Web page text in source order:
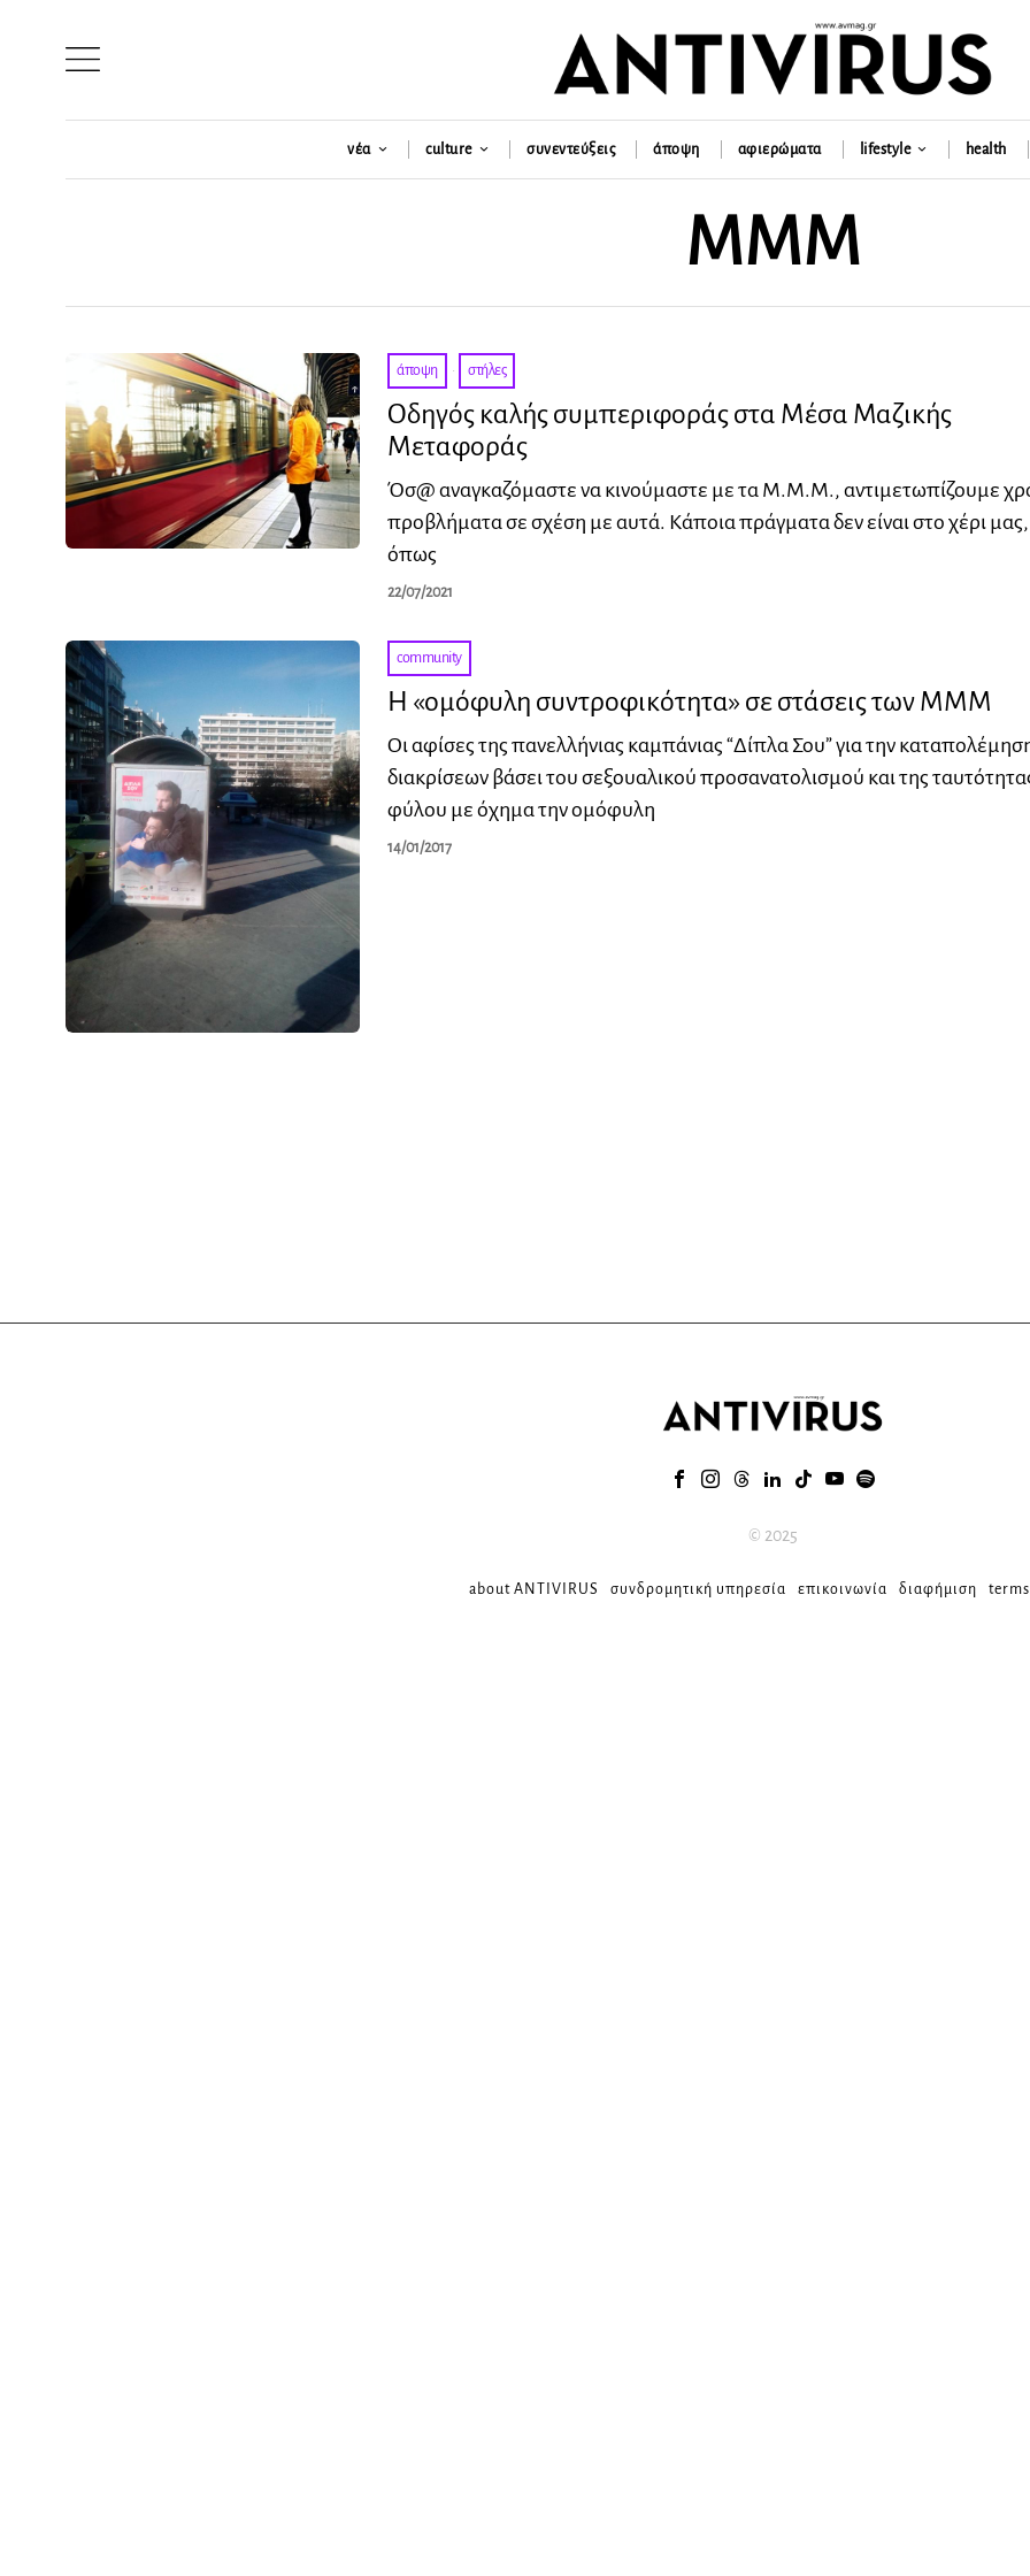
νέα culture συνεντεύξεις άποψη αφιερώματα lifestyle health
ΜΜΜ
άποψη · στήλες
Οδηγός καλής συμπεριφοράς στα Μέσα Μαζικής
Μεταφοράς
Όσ@ αναγκαζόμαστε να κινούμαστε με τα Μ.Μ.Μ., αντιμετωπίζουμε
προβλήματα σε σχέση με αυτά. Κάποια πράγματα δεν είναι στο χέρι μας,
όπως
22/07/2021
community
Η «oμόφυλη συντροφικότητα» σε στάσεις των ΜΜΜ
Οι αφίσες της πανελλήνιας καμπάνιας “Δίπλα Σου” για την
διακρίσεων βάσει του σεξουαλικού προσανατολισμού και της
φύλου με όχημα την ομόφυλη
14/01/2017
© 2025
about ANTIVIRUS συνδρομητική υπηρεσία επικοινωνία διαφήμιση